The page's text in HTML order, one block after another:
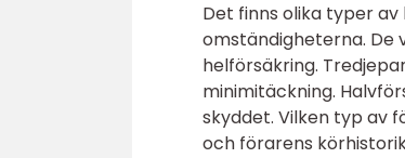
Det finns olika typer
omständigheterna. De
helförsäkring.
minimitäckning.
skyddet. Vilken typ av
och förarens